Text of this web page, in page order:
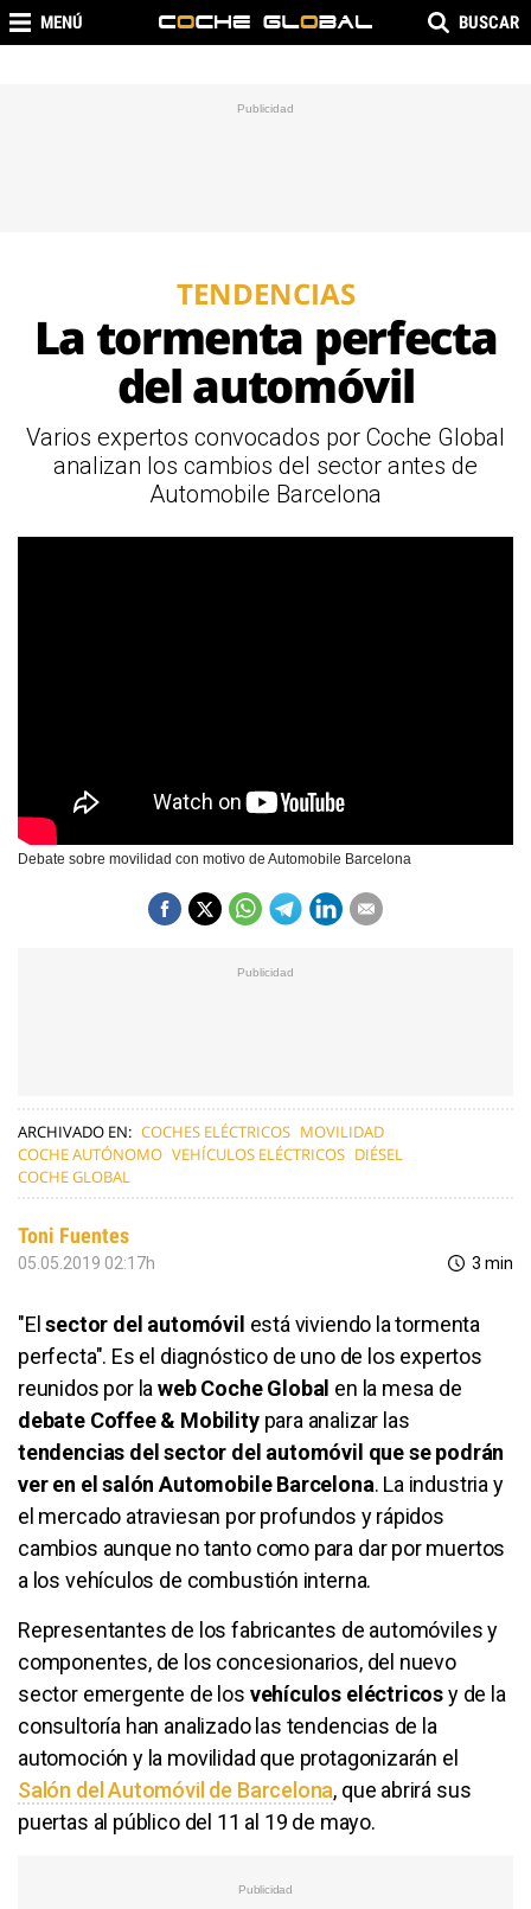
MENÚ BUSCAR
TENDENCIAS
La tormenta perfecta
del automóvil
Varios expertos convocados por Coche Global
analizan los cambios del sector antes de
Automobile Barcelona
Debate sobre movilidad con motivo de Automobile Barcelona
ARCHIVADO EN: COCHES ELÉCTRICOS MOVILIDAD
COCHE AUTÓNOMO VEHÍCULOS ELÉCTRICOS DIÉSEL
COCHE GLOBAL
Toni Fuentes
05.05.2019 02:17h 3 min
"Elsector del automóvil está viviendo la tormenta
perfecta". Es el diagnóstico de uno de los expertos
reunidos por laweb Coche Global en la mesa de
debate Coffee & Mobilitypara analizar las
tendencias del sector del automóvil que se podrán
ver en el salón Automobile Barcelona. La industria y
el mercado atraviesan por profundos y rápidos
cambios aunque no tanto como para dar por muertos
a los vehículos de combustión interna.
Representantes de los fabricantes de automóviles y
componentes, de los concesionarios, del nuevo
sector emergente de los vehículos eléctricosy de la
consultoría han analizado las tendencias de la
automoción y la movilidad que protagonizarán el
Salón del Automóvil de Barcelona, que abrirá sus
puertas al público del 11 al 19 de mayo.